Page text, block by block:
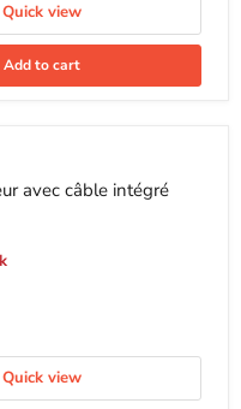
Quick view
Add to cart
avec câble intégré
Quick view